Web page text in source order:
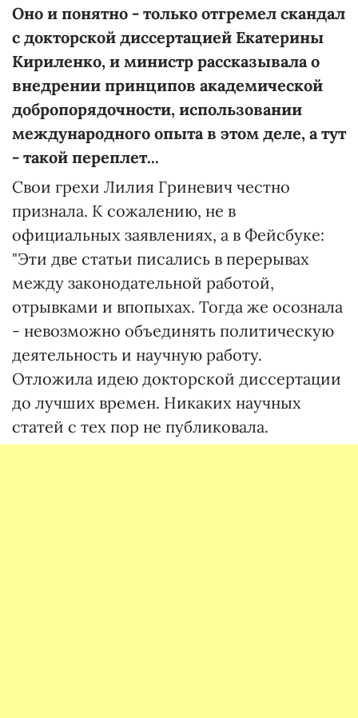
Оно и понятно - только отгремел скандал
с докторской диссертацией Екатерины
Кириленко, и министр рассказывала о
внедрении принципов академической
добропорядочности, использовании
международного опыта в этом деле, а тут
- такой переплет...
Свои грехи Лилия Гриневич честно
признала. К сожалению, не в
официальных заявлениях, а в Фейсбуке:
"Эти две статьи писались в перерывах
между законодательной работой,
отрывками и впопыхах. Тогда же осознала
- невозможно объединять политическую
деятельность и научную работу.
Отложила идею докторской диссертации
до лучших времен. Никаких научных
статей с тех пор не публиковала.